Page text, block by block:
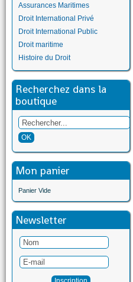
Assurances Maritimes
Droit International Privé
Droit International Public
Droit maritime
Histoire du Droit
Recherchez dans la
boutique
Mon panier
Panier Vide
Newsletter